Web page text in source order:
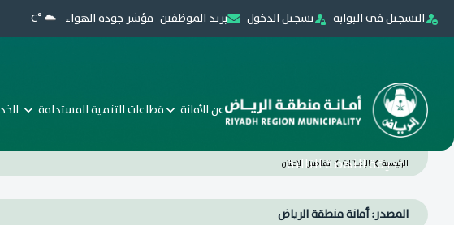
التسجيل في البوابة تسجيل الدخول بريد الموظفين مؤشر جودة الهواء °C
عن الأمانة قطاعات التنمية المستدامة
الرئيسية الإعلانات تفاصيل الإعلان
حديقة النهضة الثالثة
المصدر: أمانة منطقة الرياض